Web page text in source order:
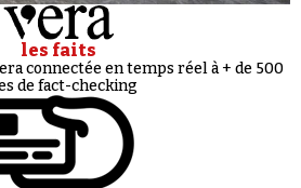
les faits
connectée en temps réel à + de 500
de fact-checking